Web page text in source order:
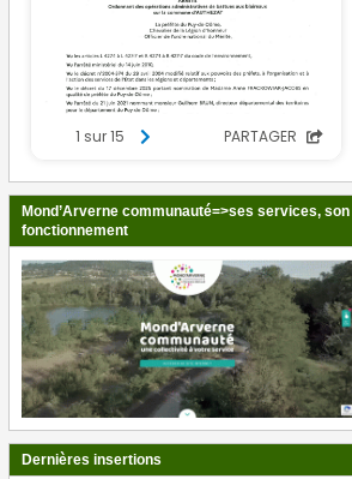
Mond’Arverne communauté=>ses services, son
fonctionnement
Dernières insertions